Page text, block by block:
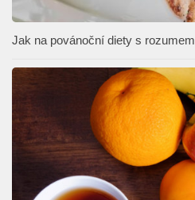
Jak na povánoční diety s rozumem